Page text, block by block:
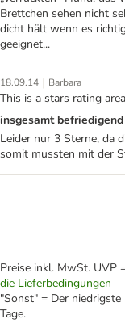
Brettchen sehen nicht
dicht hält wenn es
geeignet...
18.09.14 | Barbara
This is a stars rating
insgesamt befriedigend
Leider nur 3 Sterne, da
somit mussten mit der
Preise inkl. MwSt. UVP
die Lieferbedingungen
"Sonst" = Der
Tage.